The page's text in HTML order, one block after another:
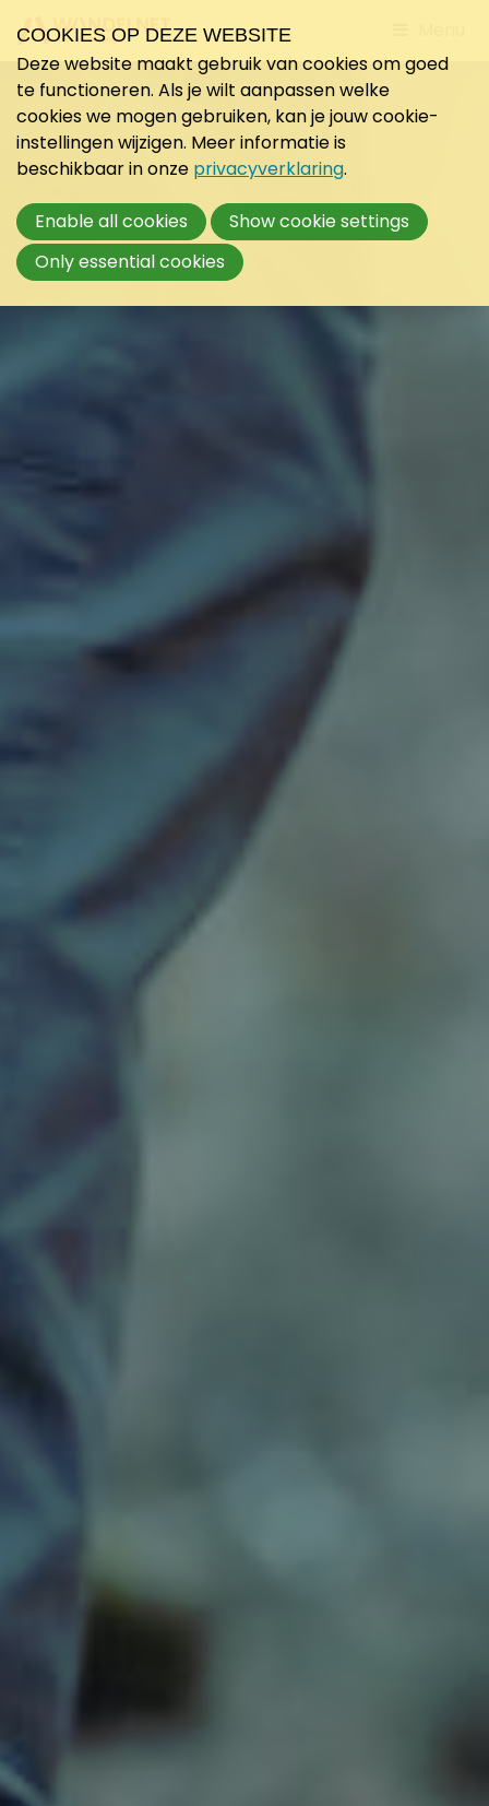
to
COOKIES OP DEZE WEBSITE
Deze website maakt gebruik van cookies om goed
te functioneren. Als je wilt aanpassen welke
cookies we mogen gebruiken, kan je jouw cookie-
instellingen wijzigen. Meer informatie is
beschikbaar in onze privacyverklaring.
Enable all cookies
Show cookie settings
Only essential cookies